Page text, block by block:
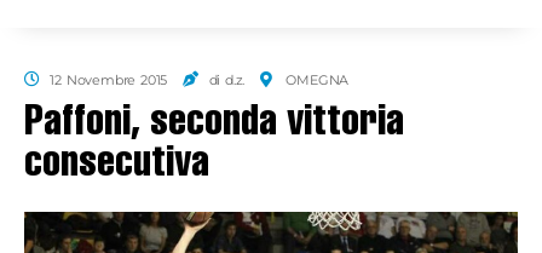
12 Novembre 2015 di d.z. OMEGNA
Paffoni, seconda vittoria
consecutiva